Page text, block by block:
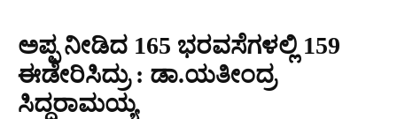
ಅಪ್ಪ ನೀಡಿದ 165 ಭರವಸೆಗಳಲ್ಲಿ 159
ಈಡೇರಿಸಿದ್ರು : ಡಾ.ಯತೀಂದ್ರ
ಸಿದ್ದರಾಮಯ್ಯ